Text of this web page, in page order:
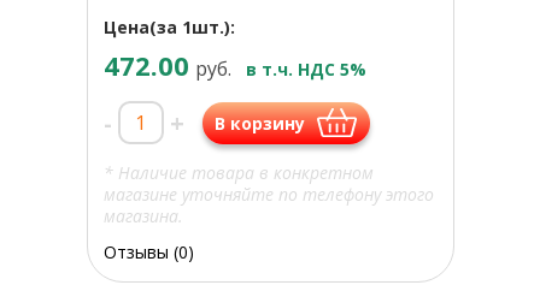
Цена(за 1шт.):
472.00 руб. в т.ч. НДС 5%
- + В корзину
* Наличие товара в конкретном
магазине уточняйте по телефону этого
магазина.
Отзывы (0)